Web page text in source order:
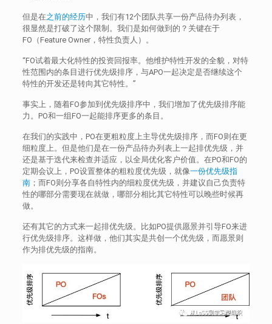
但是在之前的经历中，我们有12个团队共享一份产品待办列表，
很显然是打破了这个限制。我们是如何做到的？关键在于
FO（Feature Owner，特性负责人）。
“FO试着最大化特性的投资回报率。他维护特性开发的全貌，对特
性范围内的条目进行优先级排序，与APO一起决定是否继续这个
特性的开发还是转向其它特性。”
事实上，随着FO参加到优先级排序中，我们增加了优先级排序能
力。PO和一组FO一起能排序更多的条目。
在我们的实践中，PO在更粗粒度上主导优先级排序，而FO则在更
细粒度上。但是他们是在一份产品待办列表上一起排优先级，并
还是基于迭代来检查并适应，以全局优化客户价值。在PO和FO的
定期会议上，PO设置整体的粗粒度优先级，就像一份优先级指
南；而FO则分享各自特性内的细粒度优先级，并建议自己负责特
性的哪部分需要现在就做，哪部分相比其它特性可以晚些时候再
做。
还有其它的方式来一起排优先级。比如PO提供愿景并引导FO来进
行优先级排序。这样做，他们其实是共创一个优先级，而愿景则
作为排优先级的指南。